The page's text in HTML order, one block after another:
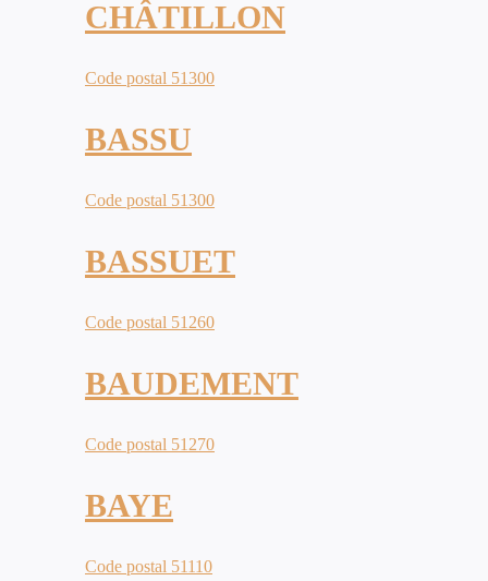
CHÂTILLON
Code postal 51300
BASSU
Code postal 51300
BASSUET
Code postal 51260
BAUDEMENT
Code postal 51270
BAYE
Code postal 51110